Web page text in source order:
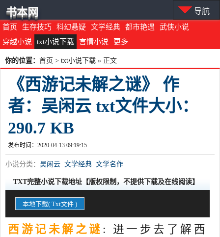
首页 生存技巧 科幻悬疑 文学经典 都市艳遇
武侠小说
穿越小说
txt小说下载 言情小说 更多
书本网 导航
你的位置： 首页 > txt小说下载 » 正文
《西游记未解之谜》 作
者：吴闲云 txt文件大小：
290.7 KB
发布时间：2020-04-13 09:19:15
小说分类： 吴闲云 文学经典 文学名作
TXT完整小说下载地址【版权限制，不提供下载及在线阅读】
本地下载( Txt文件 )
西游记未解之谜 : 进一步去了解西